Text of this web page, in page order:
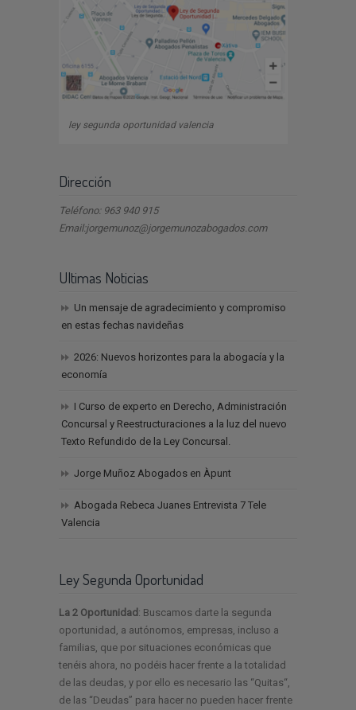
ley segunda oportunidad valencia
Dirección
Teléfono: 963 940 915
Email:jorgemunoz@jorgemunozabogados.com
Ultimas Noticias
Un mensaje de agradecimiento y compromiso
en estas fechas navideñas
2026: Nuevos horizontes para la abogacía y la
economía
I Curso de experto en Derecho, Administración
Concursal y Reestructuraciones a la luz del nuevo
Texto Refundido de la Ley Concursal.
Jorge Muñoz Abogados en Àpunt
Abogada Rebeca Juanes Entrevista 7 Tele
Valencia
Ley Segunda Oportunidad
La 2 Oportunidad : Buscamos darte la segunda
oportunidad, a autónomos, empresas, incluso a
familias, que por situaciones económicas que
tenéis ahora, no podéis hacer frente a la totalidad
de las deudas, y por ello es necesario las “Quitas“,
de las “Deudas” para hacer no pueden hacer frente